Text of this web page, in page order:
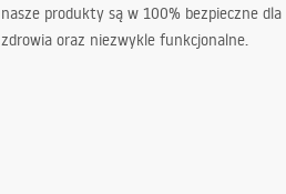
nasze produkty są w 100% bezpieczne dla
zdrowia oraz niezwykle funkcjonalne.